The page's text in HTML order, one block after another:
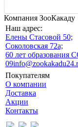
Компания ЗооКакаду
Наш адрес:
Eлены Стасовой 50;
Соколовская 72а;
60 лет образования
09
Покупателям
О компании
Доставка
Акции
Контакты